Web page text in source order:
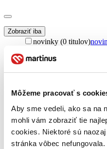
Môžeme pracovať s
Aby sme vedeli, ako sa na
mohli vám zobraziť tie
cookies. Niektoré sú
stránka vôbec
Zobraziť iba
novinky (0 titulov)
predpredaj (0 titulov)
pripravujeme (0 titulov)
dostupná (bez
vypredaných)
Nové / čítané
nová (0 titulov)nová